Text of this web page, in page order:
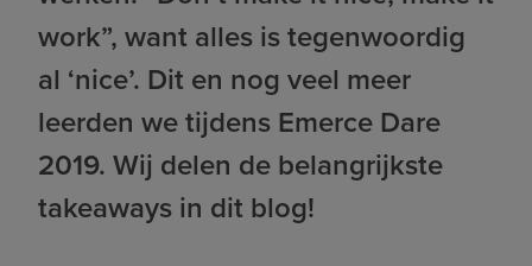
work”, want alles is tegenwoordig
al ‘nice’. Dit en nog veel meer
leerden we tijdens Emerce Dare
2019. Wij delen de belangrijkste
takeaways in dit blog!